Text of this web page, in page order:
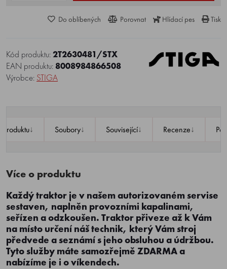
Do oblíbených Porovnat Hlídací pes Tisk
Kód produktu:2T2630481/STX
EAN produktu:8008984866508
Výrobce: STIGA
↓ Soubory↓ Související↓ Recenze↓
Více o produktu
Každý traktor je v našem autorizovaném servise
sestaven, naplněn provozními kapalinami,
seřízen a odzkoušen. Traktor přiveze až k Vám
na místo určení náš technik, který Vám stroj
předvede a seznámí s jeho obsluhou a údržbou.
Tyto služby máte samozřejmě ZDARMA a
nabízíme je i o víkendech.